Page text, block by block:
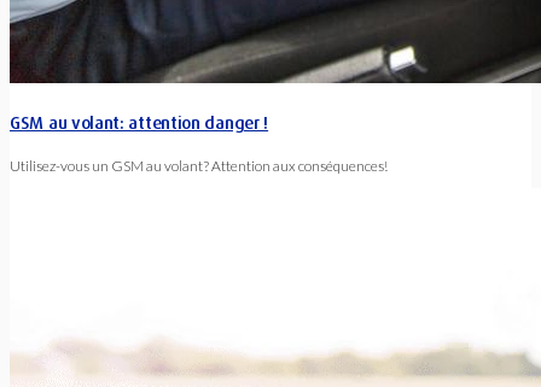
GSM au volant: attention danger !
Utilisez-vous un GSM au volant? Attention aux conséquences!